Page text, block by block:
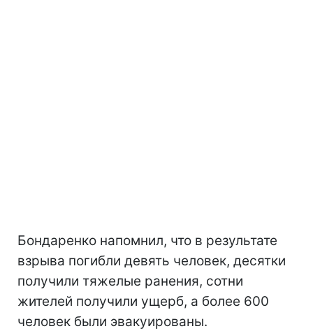
Бондаренко напомнил, что в результате
взрыва погибли девять человек, десятки
получили тяжелые ранения, сотни
жителей получили ущерб, а более 600
человек были эвакуированы.